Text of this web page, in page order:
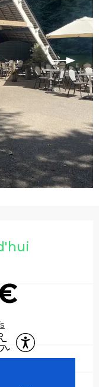
/ Espace jeux
handicapés
Accessibilité